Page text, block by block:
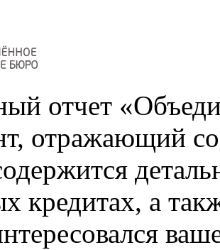
отчет
отражающий
кредитах, а